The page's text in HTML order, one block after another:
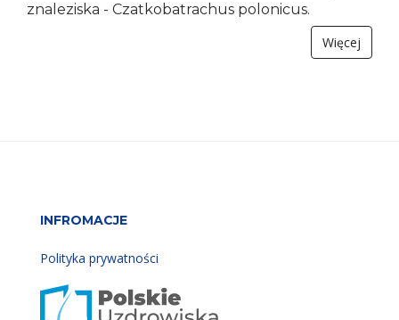
znaleziska - Czatkobatrachus polonicus.
Więcej
INFROMACJE
Polityka prywatności